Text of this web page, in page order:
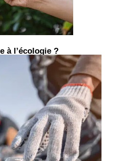
à l’écologie ?